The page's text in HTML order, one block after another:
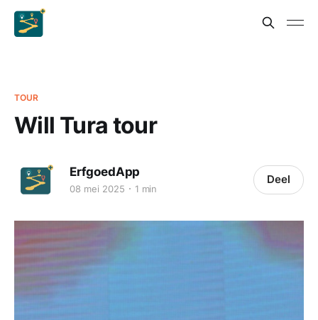
TOUR
Will Tura tour
ErfgoedApp
08 mei 2025 1 min
Deel